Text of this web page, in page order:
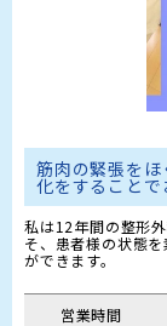
筋肉の緊張を
化をすること
私は12年間の整形
そ、患者様の状態
ができます。
営業時間